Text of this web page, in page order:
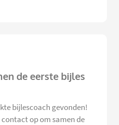
de eerste bijles
bijlescoach gevonden!
op om samen de